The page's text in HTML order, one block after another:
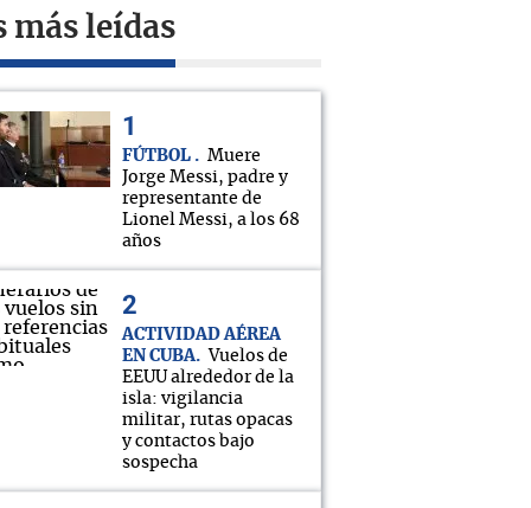
más leídas
FÚTBOL
Muere
Jorge Messi, padre y
representante de
Lionel Messi, a los 68
años
ACTIVIDAD AÉREA
EN CUBA
Vuelos de
EEUU alrededor de la
isla: vigilancia
militar, rutas opacas
y contactos bajo
sospecha